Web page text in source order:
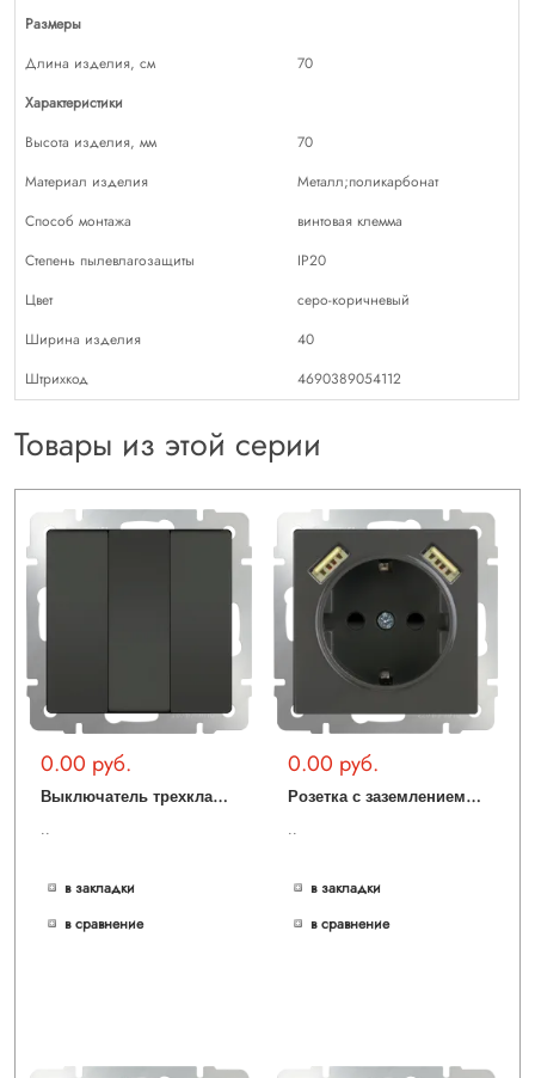
Размеры
Длина изделия, см
70
Характеристики
Высота изделия, мм
70
Материал изделия
Металл;поликарбонат
Способ монтажа
винтовая клемма
Степень пылевлагозащиты
IP20
Цвет
серо-коричневый
Ширина изделия
40
Штрихкод
4690389054112
Товары из этой серии
0.00 руб.
В
ыключатель трехклавишный (серо-коричневый) WL07-SW-3G
..
в закладки
в сравнение
0.00 руб.
Р
озетка с заземлением, шторками и USBх2 (серо-коричневый) WL07-SKGS-USBx2-IP20
..
в закладки
в сравнение